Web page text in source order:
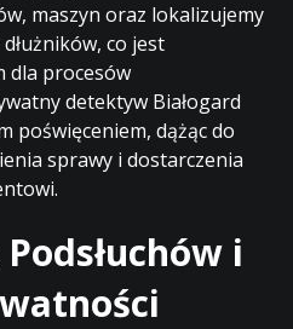
maszyn oraz lokalizujemy
co jest
dla procesów
detektyw Białogard
poświęceniem, dążąc do
sprawy i dostarczenia
i